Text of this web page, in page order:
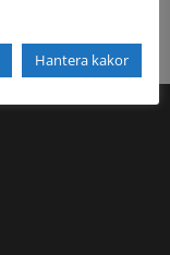
Hantera kakor